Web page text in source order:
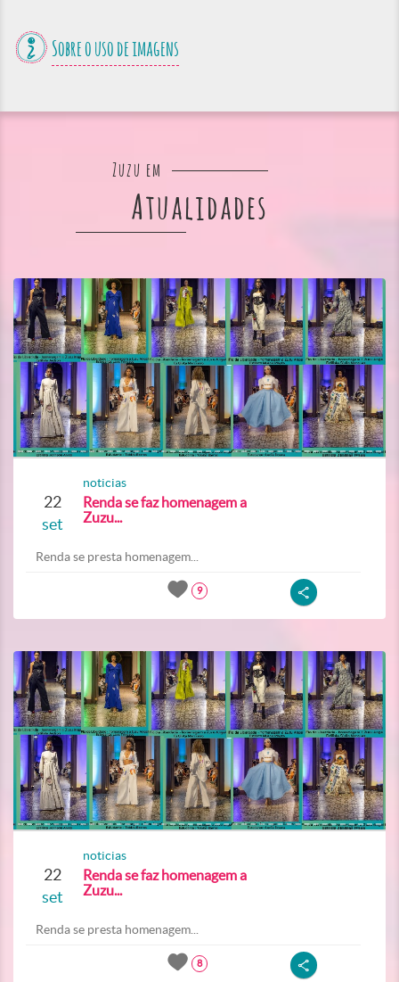
Sobre o uso de imagens
Zuzu em
Atualidades
22
set
noticias
Renda se faz homenagem a
Zuzu...
Renda se presta homenagem...
9
22
set
noticias
Renda se faz homenagem a
Zuzu...
Renda se presta homenagem...
8